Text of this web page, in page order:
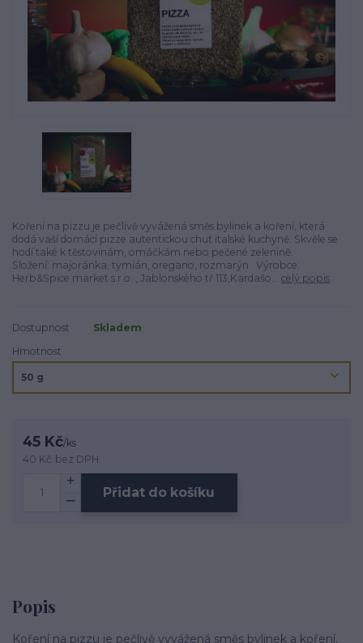
Koření na pizzu je pečlivě vyvážená směs bylinek a koření, která
dodá vaší domácí pizze autentickou chuť italské kuchyně. Skvěle se
hodí také k těstovinám, omáčkám nebo pečené zelenině.
Složení: majoránka, tymián, oregano, rozmarýn Výrobce:
Herb&Spice market s.r.o. , Jablonského tř.113,Kardašo... celý popis
Dostupnost
Skladem
Hmotnost
45 Kč/ks
40 Kč bez DPH
Přidat do košíku
Popis
Koření na pizzu je pečlivě vyvážená směs bylinek a koření,